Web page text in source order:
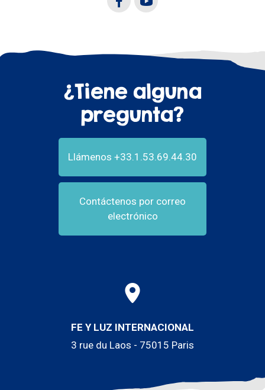
¿Tiene alguna
pregunta?
Llámenos +33.1.53.69.44.30
Contáctenos por correo
electrónico
FE Y LUZ INTERNACIONAL
3 rue du Laos - 75015 Paris